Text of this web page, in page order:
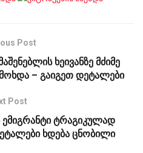
Post
ხეივანზე მძიმე
– გაიგეთ დეტალები
Post
ტრაგიკულად
ხდება ცნობილი